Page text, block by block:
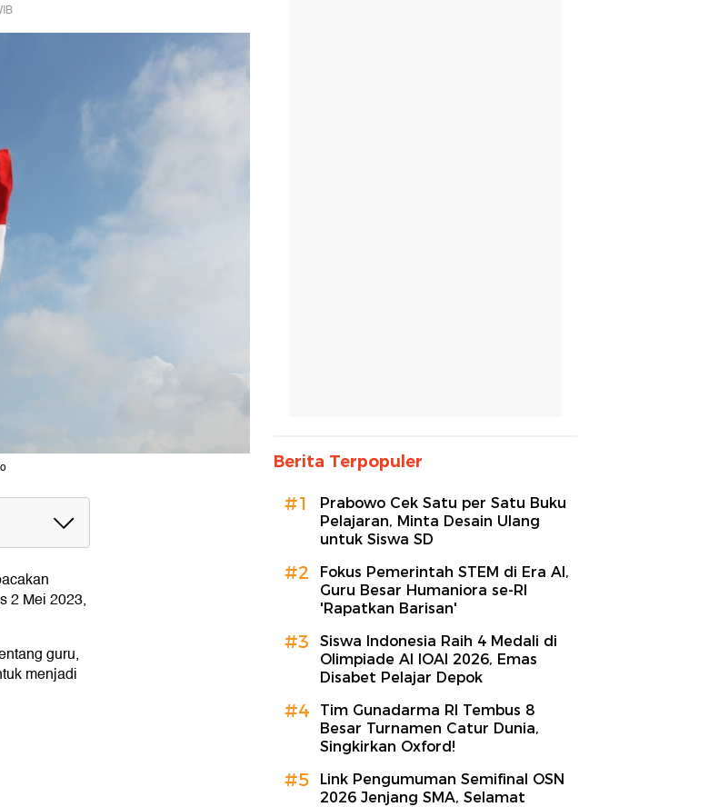
2 Mei 2023,
guru,
menjadi
Berita Terpopuler
#1
Prabowo Cek Satu per Satu Buku
Pelajaran, Minta Desain Ulang
untuk Siswa SD
#2
Fokus Pemerintah STEM di Era AI,
Guru Besar Humaniora se-RI
'Rapatkan Barisan'
#3
Siswa Indonesia Raih 4 Medali di
Olimpiade AI IOAI 2026, Emas
Disabet Pelajar Depok
#4
Tim Gunadarma RI Tembus 8
Besar Turnamen Catur Dunia,
Singkirkan Oxford!
#5
Link Pengumuman Semifinal OSN
2026 Jenjang SMA, Selamat